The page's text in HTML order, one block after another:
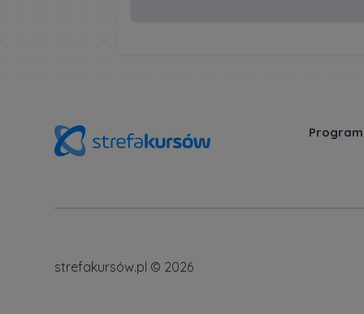
strefakursów.pl © 2026